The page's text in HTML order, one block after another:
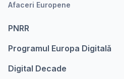
Afaceri Europene
PNRR
Programul Europa Digitalǎ
Digital Decade